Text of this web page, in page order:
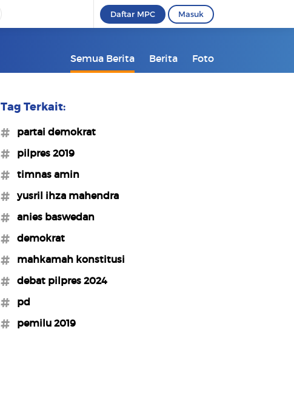
Daftar MPC Masuk
Semua Berita Berita Foto
Tag Terkait:
#partai demokrat
#pilpres 2019
#timnas amin
#yusril ihza mahendra
#anies baswedan
#demokrat
#mahkamah konstitusi
#debat pilpres 2024
#pd
#pemilu 2019